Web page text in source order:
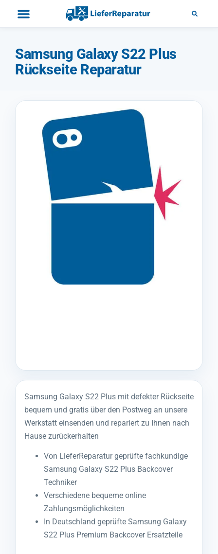
Samsung Galaxy S22 Plus
Rückseite Reparatur
Samsung Galaxy S22 Plus mit defekter Rückseite
bequem und gratis über den Postweg an unsere
Werkstatt einsenden und repariert zu Ihnen nach
Hause zurückerhalten
Von LieferReparatur geprüfte fachkundige
Samsung Galaxy S22 Plus Backcover
Techniker
Verschiedene bequeme online
Zahlungsmöglichkeiten
In Deutschland geprüfte Samsung Galaxy
S22 Plus Premium Backcover Ersatzteile